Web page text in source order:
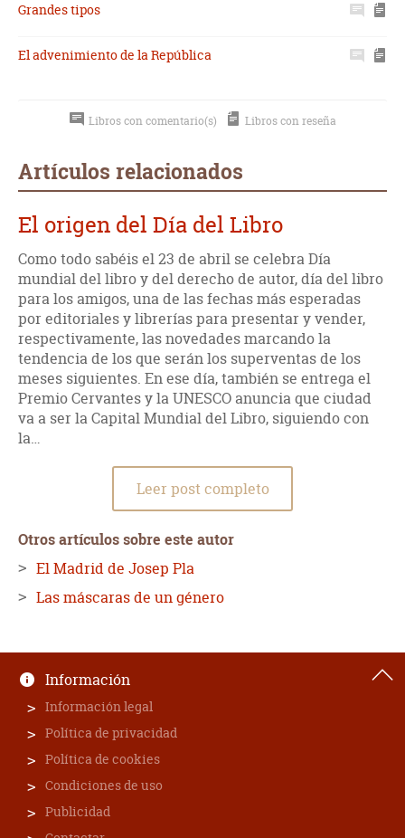
Grandes tipos
El advenimiento de la República
Libros con comentario(s) Libros con reseña
Artículos relacionados
El origen del Día del Libro
Como todo sabéis el 23 de abril se celebra Día
mundial del libro y del derecho de autor, día del libro
para los amigos, una de las fechas más esperadas
por editoriales y librerías para presentar y vender,
respectivamente, las novedades marcando la
tendencia de los que serán los superventas de los
meses siguientes. En ese día, también se entrega el
Premio Cervantes y la UNESCO anuncia que ciudad
va a ser la Capital Mundial del Libro, siguiendo con
la…
Leer post completo
Otros artículos sobre este autor
El Madrid de Josep Pla
Las máscaras de un género
Información
Información legal
Política de privacidad
Política de cookies
Condiciones de uso
Publicidad